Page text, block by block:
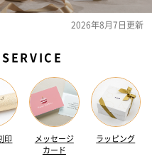
2026年8月7日更新
印
メッセージ
カード
ラッピング